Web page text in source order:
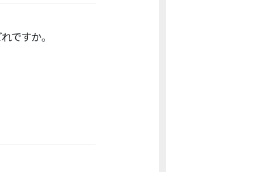
ですか。